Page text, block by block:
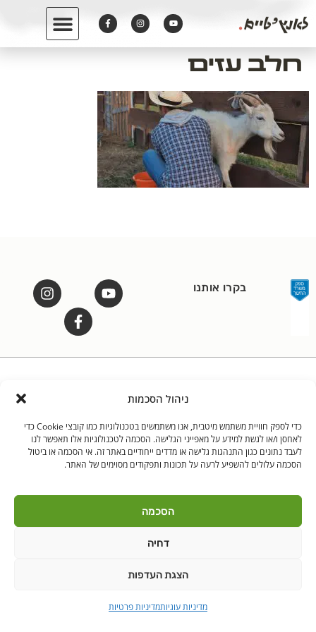
ניהול הסכמות
כדי לספק חוויית משתמש מיטבית, אנו משתמשים בטכנולוגיות כמו קובצי Cookie כדי
לאחסן ו/או לגשת למידע על מאפייני הגלישה. הסכמה לטכנולוגיות אלו תאפשר לנו
לעבד נתונים כגון התנהגות גלישה או מדדים ייחודיים באתר זה. אי הסכמה או ביטול
הסכמה עלולים להשפיע לרעה על תכונות ותפקודים מסוימים של האתר.
הסכמה
דחיה
הצגת העדפות
מדיניות עוגיותמדיניות פרטיות
חלב עזים
בקרו אותנו
הודה"ש ברקן